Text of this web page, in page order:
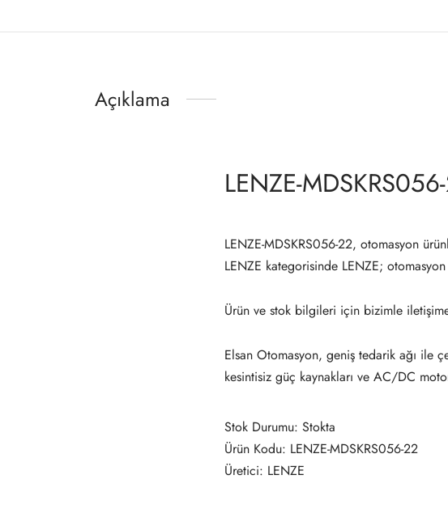
Açıklama
LENZE-
LENZE-MDSKRS056-22, otomasyon
LENZE kategorisinde LENZE;
Ürün ve stok bilgileri için bizimle
Elsan Otomasyon, geniş tedarik ağı ile
kesintisiz güç kaynakları ve AC/DC
Stok Durumu: Stokta
Ürün Kodu: LENZE-MDSKRS056-22
Üretici: LENZE